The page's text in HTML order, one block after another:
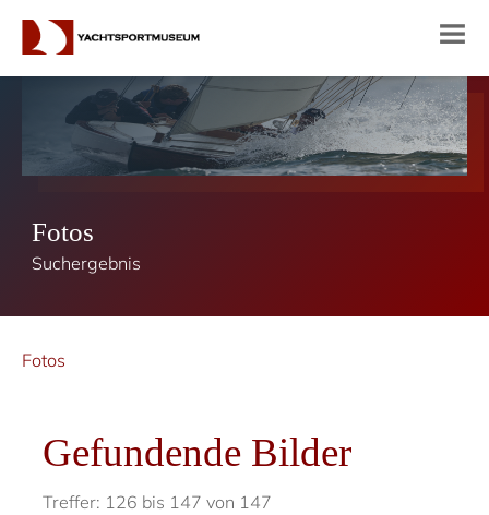
Fotos
Suchergebnis
Fotos
Gefundende Bilder
Treffer: 126 bis 147 von 147